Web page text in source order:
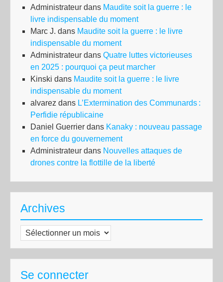
Administrateur dans Maudite soit la guerre : le
livre indispensable du moment
Marc J. dans Maudite soit la guerre : le livre
indispensable du moment
Administrateur dans Quatre luttes victorieuses
en 2025 : pourquoi ça peut marcher
Kinski dans Maudite soit la guerre : le livre
indispensable du moment
alvarez dans L’Extermination des Communards :
Perfidie républicaine
Daniel Guerrier dans Kanaky : nouveau passage
en force du gouvernement
Administrateur dans Nouvelles attaques de
drones contre la flottille de la liberté
Archives
Archives
Se connecter